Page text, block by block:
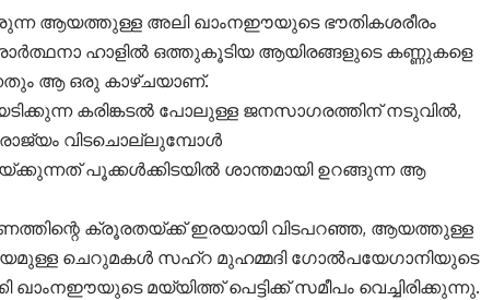
ആയത്തുള്ള അലി ഖാംനഈയുടെ ഭൗതികശരീരം
ഹാളിൽ ഒത്തുകൂടിയ ആയിരങ്ങളുടെ കണ്ണുകളെ
ആ ഒരു കാഴ്ചയാണ്.
കരിങ്കടൽ പോലുള്ള ജനസാഗരത്തിന് നടുവിൽ,
വിടചൊല്ലുമ്പോൾ
പൂക്കൾക്കിടയിൽ ശാന്തമായി ഉറങ്ങുന്ന ആ
ക്രൂരതയ്ക്ക് ഇരയായി വിടപറഞ്ഞ, ആയത്തുള്ള
ചെറുമകൾ സഹ്‌റ മുഹമ്മദി ഗോൽപയേഗാനിയുടെ
ഖാംനഈയുടെ മയ്യിത്ത് പെട്ടിക്ക് സമീപം വെച്ചിരിക്കുന്നു.